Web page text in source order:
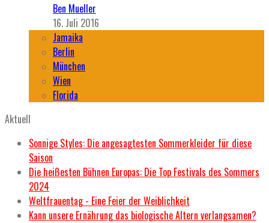
Ben Mueller
16. Juli 2016
Jamaika
Berlin
München
Wien
Florida
Aktuell
Sonnige Styles: Die angesagtesten Sommerkleider für diese
Saison
Die heißesten Bühnen Europas: Die Top Festivals des Sommers
2024
Weltfrauentag - Eine Feier der Weiblichkeit
Kann unsere Ernährung das biologische Altern verlangsamen?